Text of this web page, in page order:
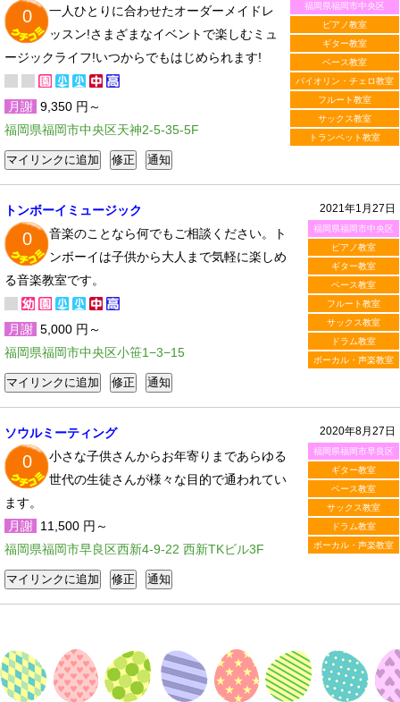
福岡県福岡市中央区
ピアノ教室
ギター教室
ベース教室
バイオリン・チェロ教室
フルート教室
サックス教室
トランペット教室
0
一人ひとりに合わせたオーダーメイドレ
ッスン!さまざまなイベントで楽しむミュ
ージックライフ!いつからでもはじめられます!
月謝 9,350 円～
福岡県福岡市中央区天神2-5-35-5F
2021年1月27日
福岡県福岡市中央区
ピアノ教室
ギター教室
ベース教室
フルート教室
サックス教室
ドラム教室
ボーカル・声楽教室
トンボーイミュージック
0
音楽のことなら何でもご相談ください。ト
ンボーイは子供から大人まで気軽に楽しめ
る音楽教室です。
月謝 5,000 円～
福岡県福岡市中央区小笹1−3−15
2020年8月27日
福岡県福岡市早良区
ギター教室
ベース教室
サックス教室
ドラム教室
ボーカル・声楽教室
ソウルミーティング
0
小さな子供さんからお年寄りまであらゆる
世代の生徒さんが様々な目的で通われてい
ます。
月謝 11,500 円～
福岡県福岡市早良区西新4-9-22 西新TKビル3F